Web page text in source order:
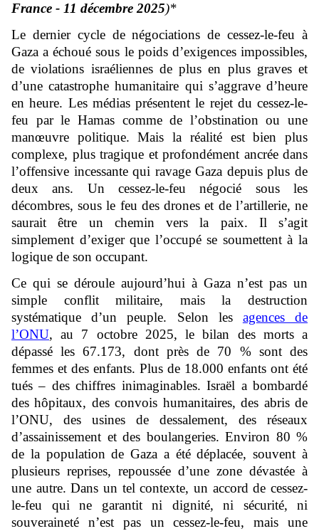
France - 11 décembre 2025)*
Le dernier cycle de négociations de cessez-le-feu à
Gaza a échoué sous le poids d’exigences impossibles,
de violations israéliennes de plus en plus graves et
d’une catastrophe humanitaire qui s’aggrave d’heure
en heure. Les médias présentent le rejet du cessez-le-
feu par le Hamas comme de l’obstination ou une
manœuvre politique. Mais la réalité est bien plus
complexe, plus tragique et profondément ancrée dans
l’offensive incessante qui ravage Gaza depuis plus de
deux ans. Un cessez-le-feu négocié sous les
décombres, sous le feu des drones et de l’artillerie, ne
saurait être un chemin vers la paix. Il s’agit
simplement d’exiger que l’occupé se soumettent à la
logique de son occupant.
Ce qui se déroule aujourd’hui à Gaza n’est pas un
simple conflit militaire, mais la destruction
systématique d’un peuple. Selon les agences de
l’ONU, au 7 octobre 2025, le bilan des morts a
dépassé les 67.173, dont près de 70 % sont des
femmes et des enfants. Plus de 18.000 enfants ont été
tués – des chiffres inimaginables. Israël a bombardé
des hôpitaux, des convois humanitaires, des abris de
l’ONU, des usines de dessalement, des réseaux
d’assainissement et des boulangeries. Environ 80 %
de la population de Gaza a été déplacée, souvent à
plusieurs reprises, repoussée d’une zone dévastée à
une autre. Dans un tel contexte, un accord de cessez-
le-feu qui ne garantit ni dignité, ni sécurité, ni
souveraineté n’est pas un cessez-le-feu, mais une